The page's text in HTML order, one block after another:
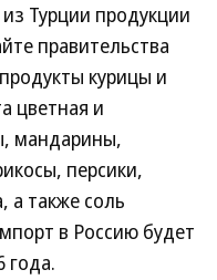
Турции продукции
правительства
курицы и
цветная и
мандарины,
персики,
а также соль
в Россию будет
года.